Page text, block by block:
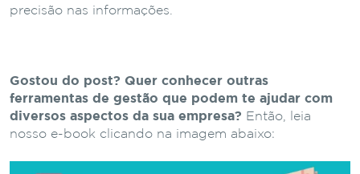
precisão nas informações.
Gostou do post? Quer conhecer outras
ferramentas de gestão que podem te ajudar com
diversos aspectos da sua empresa? Então, leia
nosso e-book clicando na imagem abaixo: